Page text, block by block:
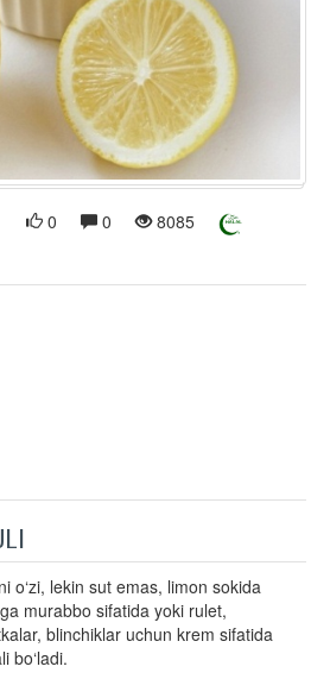
0 0 8085
o‘zi, lekin sut emas, limon sokida
murabbo sifatida yoki rulet,
blinchiklar uchun krem sifatida
bo‘ladi.